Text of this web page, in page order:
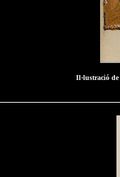
Il·lustració de